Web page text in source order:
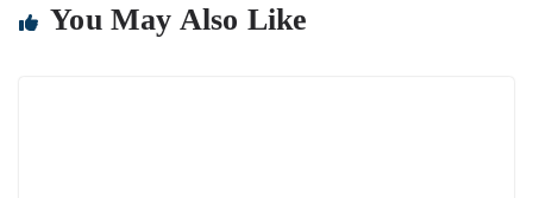
You May Also Like